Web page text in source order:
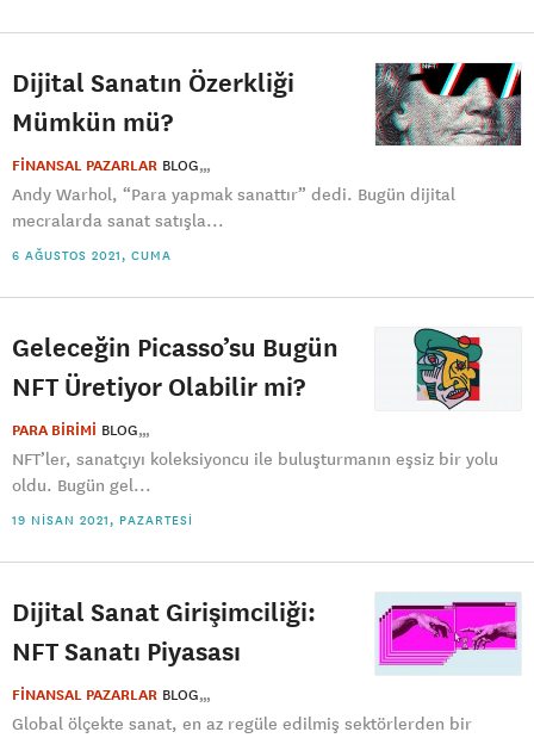
Dijital Sanatın Özerkliği
Mümkün mü?
FİNANSAL PAZARLAR BLOG
Andy Warhol, “Para yapmak sanattır” dedi. Bugün dijital
mecralarda sanat satışla...
6 AĞUSTOS 2021, CUMA
Geleceğin Picasso’su Bugün
NFT Üretiyor Olabilir mi?
PARA BİRİMİ BLOG
NFT’ler, sanatçıyı koleksiyoncu ile buluşturmanın eşsiz bir yolu
oldu. Bugün gel...
19 NISAN 2021, PAZARTESI
Dijital Sanat Girişimciliği:
NFT Sanatı Piyasası
FİNANSAL PAZARLAR BLOG
Global ölçekte sanat, en az regüle edilmiş sektörlerden bir